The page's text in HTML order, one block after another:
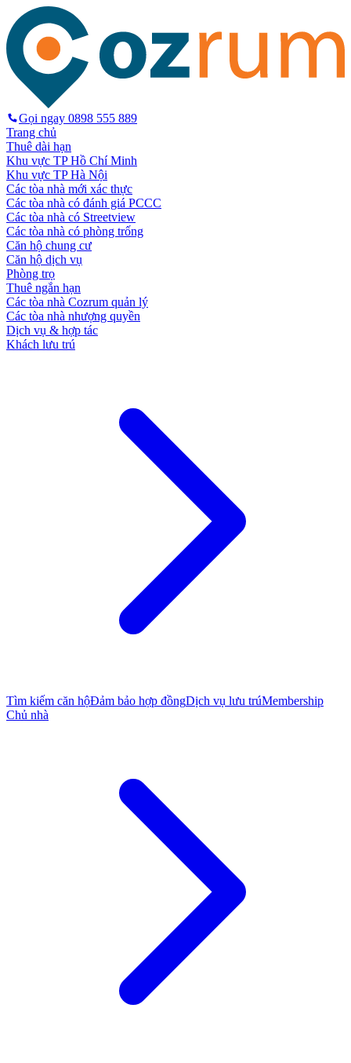
Gọi ngay 0898 555 889
Trang chủ
Thuê dài hạn
Khu vực TP Hồ Chí Minh
Khu vực TP Hà Nội
Các tòa nhà mới xác thực
Các tòa nhà có đánh giá PCCC
Các tòa nhà có Streetview
Các tòa nhà có phòng trống
Căn hộ chung cư
Căn hộ dịch vụ
Phòng trọ
Thuê ngắn hạn
Các tòa nhà Cozrum quản lý
Các tòa nhà nhượng quyền
Dịch vụ & hợp tác
Khách lưu trú
Tìm kiếm căn hộĐảm bảo hợp đồngDịch vụ lưu trúMembership
Chủ nhà